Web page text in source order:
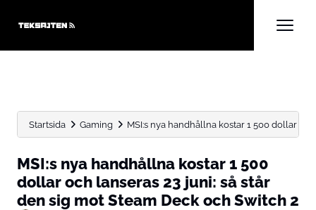
Startsida Gaming MSI:s nya handhållna kostar 1 500 dollar och
MSI:s nya handhållna kostar 1 500
dollar och lanseras 23 juni: så står
den sig mot Steam Deck och Switch 2